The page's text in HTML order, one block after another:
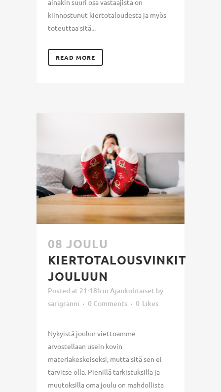
ainakin suuri osa vastaajista on
kiinnostunut kiertotaloudesta ja myös
toteuttaa sitä...
READ MORE
08 JOULU
KIERTOTALOUSVINKIT
JOULUUN
Posted at 21:18h in Ajankohtaiset by
sarigranni
0 Comments 0 Likes
Nykyistä joulun viettoamme
arvostellaan usein kovin
materiakeskeiseksi, mutta sitä sen ei
tarvitse olla. Pienillä tarkistuksilla ja
muutoksilla oma joulu on mahdollista